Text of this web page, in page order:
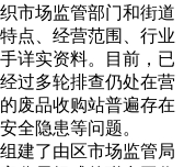
市场监管部门和街道
点、经营范围、行业
详实资料。目前，已
过多轮排查仍处在营
废品收购站普遍存在
安全隐患等问题。
建了由区市场监管局